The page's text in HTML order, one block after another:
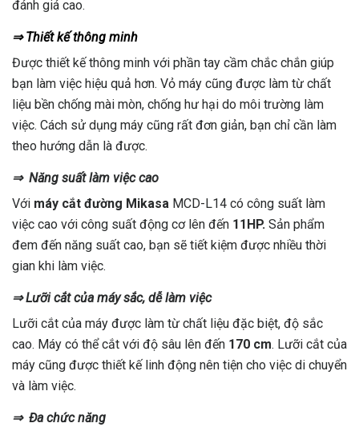
đánh giá cao.
⇒ Thiết kế thông minh
Được thiết kế thông minh với phần tay cầm chắc chắn giúp
bạn làm việc hiệu quả hơn. Vỏ máy cũng được làm từ chất
liệu bền chống mài mòn, chống hư hại do môi trường làm
việc. Cách sử dụng máy cũng rất đơn giản, bạn chỉ cần làm
theo hướng dẫn là được.
⇒ Năng suất làm việc cao
Với máy cắt đường Mikasa MCD-L14 có công suất làm
việc cao với công suất động cơ lên đến 11HP. Sản phẩm
đem đến năng suất cao, bạn sẽ tiết kiệm được nhiều thời
gian khi làm việc.
⇒Lưỡi cắt của máy sắc, dễ làm việc
Lưỡi cắt của máy được làm từ chất liệu đặc biệt, độ sắc
cao. Máy có thể cắt với độ sâu lên đến 170 cm. Lưỡi cắt của
máy cũng được thiết kế linh động nên tiện cho việc di chuyển
và làm việc.
⇒ Đa chức năng